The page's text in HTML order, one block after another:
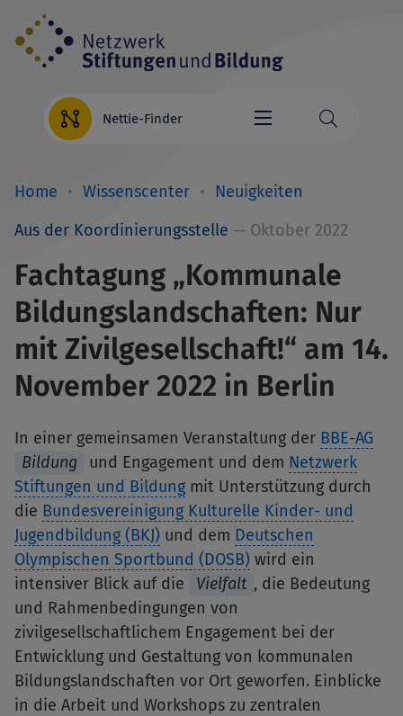
Direkt
zum
Inhalt
Nettie-Finder
Home Wissenscenter
Neuigkeiten
Aus der Koordinierungsstelle — Oktober 2022
Fachtagung „Kommunale
Bildungslandschaften: Nur
mit Zivilgesellschaft!“ am 14.
November 2022 in Berlin
In einer gemeinsamen Veranstaltung der BBE-AG
Bildung
und Engagement und dem Netzwerk
Stiftungen und Bildungmit Unterstützung durch
die Bundesvereinigung Kulturelle Kinder- und
Jugendbildung (BKJ) und dem Deutschen
Olympischen Sportbund (DOSB) wird ein
intensiver Blick auf die
Vielfalt , die Bedeutung
und Rahmenbedingungen von
zivilgesellschaftlichem Engagement bei der
Entwicklung und Gestaltung von kommunalen
Bildungslandschaften vor Ort geworfen. Einblicke
in die Arbeit und Workshops zu zentralen